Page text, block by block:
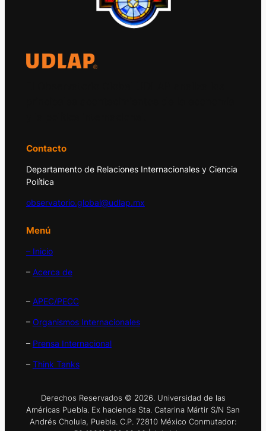
Contacto
Departamento de Relaciones Internacionales y Ciencia
Política
observatorio.global@udlap.mx
Menú
– Inicio
– Acerca de
– APEC/PECC
– Organismos Internacionales
– Prensa Internacional
– Think Tanks
Derechos Reservados © 2026. Universidad de las
Américas Puebla. Ex hacienda Sta. Catarina Mártir S/N San
Andrés Cholula, Puebla. C.P. 72810 México Conmutador: